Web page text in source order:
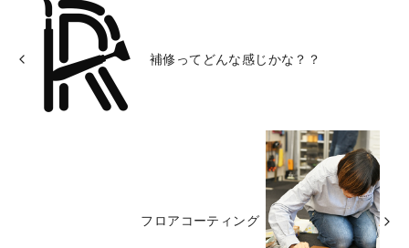
補修ってどんな感じかな？？
フロアコーティング